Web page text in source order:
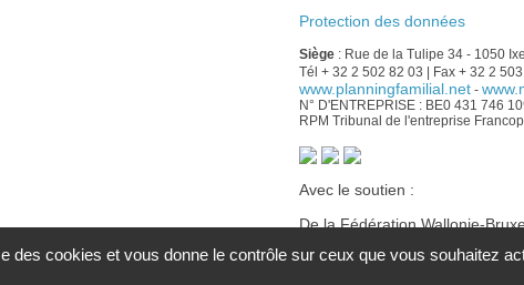
Protection des données
Siège: Rue de la Tulipe 34 - 1050
Tél + 32 2 502 82 03 | Fax + 32 2 503
www.planningfamilial.net-
N° D'ENTREPRISE : BE0 431 746
RPM Tribunal de l'entreprise
Avec le soutien :
De la Fédération Wallonie-
Du Service public
De la Wallonie
des cookies et vous donne le contrôle sur ceux que vous souhaitez